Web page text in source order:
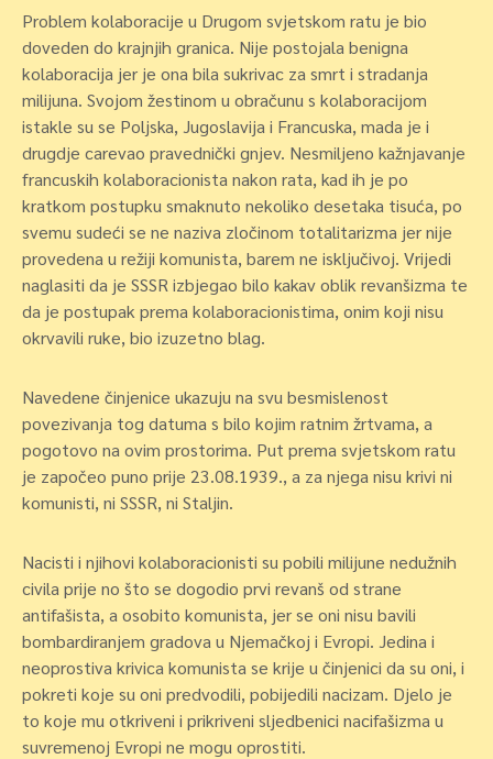
Problem kolaboracije u Drugom svjetskom ratu je bio
doveden do krajnjih granica. Nije postojala benigna
kolaboracija jer je ona bila sukrivac za smrt i stradanja
milijuna. Svojom žestinom u obračunu s kolaboracijom
istakle su se Poljska, Jugoslavija i Francuska, mada je i
drugdje carevao pravednički gnjev. Nesmiljeno kažnjavanje
francuskih kolaboracionista nakon rata, kad ih je po
kratkom postupku smaknuto nekoliko desetaka tisuća, po
svemu sudeći se ne naziva zločinom totalitarizma jer nije
provedena u režiji komunista, barem ne isključivoj. Vrijedi
naglasiti da je SSSR izbjegao bilo kakav oblik revanšizma te
da je postupak prema kolaboracionistima, onim koji nisu
okrvavili ruke, bio izuzetno blag.
Navedene činjenice ukazuju na svu besmislenost
povezivanja tog datuma s bilo kojim ratnim žrtvama, a
pogotovo na ovim prostorima. Put prema svjetskom ratu
je započeo puno prije 23.08.1939., a za njega nisu krivi ni
komunisti, ni SSSR, ni Staljin.
Nacisti i njihovi kolaboracionisti su pobili milijune nedužnih
civila prije no što se dogodio prvi revanš od strane
antifašista, a osobito komunista, jer se oni nisu bavili
bombardiranjem gradova u Njemačkoj i Evropi. Jedina i
neoprostiva krivica komunista se krije u činjenici da su oni, i
pokreti koje su oni predvodili, pobijedili nacizam. Djelo je
to koje mu otkriveni i prikriveni sljedbenici nacifašizma u
suvremenoj Evropi ne mogu oprostiti.